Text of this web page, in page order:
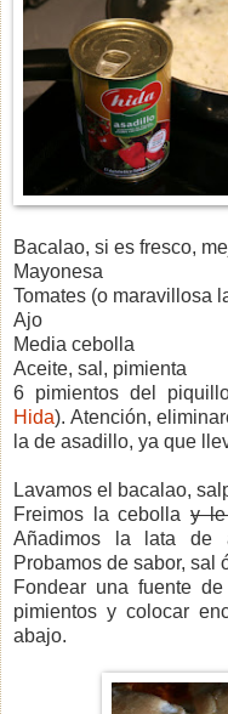
Bacalao, si es fresco,
Mayonesa
Tomates (o maravillosa
Ajo
Media cebolla
Aceite, sal, pimienta
6 pimientos del
Hida). Atención,
la de asadillo, ya que
Lavamos el bacalao,
Freimos la cebollay le
Añadimos la lata de
Probamos de sabor, sal
Fondear una fuente
pimientos y colocar
abajo.